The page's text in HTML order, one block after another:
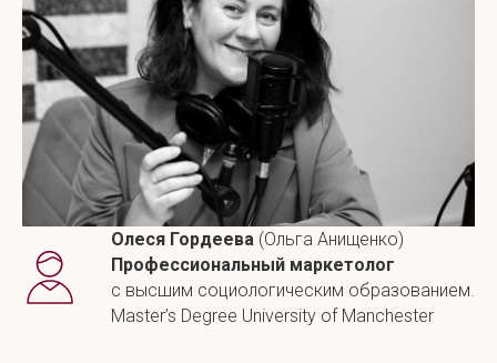
Олеся Гордеева (Ольга Анищенко)
Профессиональный маркетолог
с высшим социологическим образованием.
Master’s Degree University of Manchester